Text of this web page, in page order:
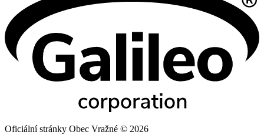
Oficiální stránky Obec Vražné © 2026